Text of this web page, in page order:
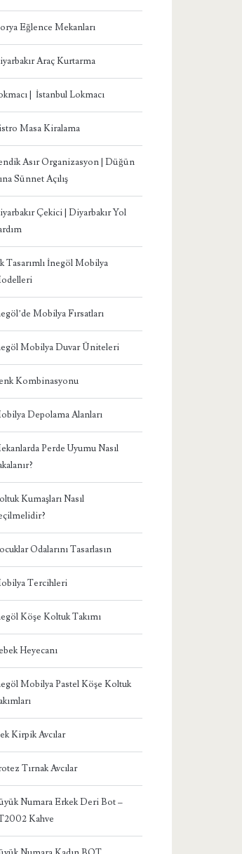
Eğlence Mekanları
Araç Kurtarma
| İstanbul Lokmacı
Masa Kiralama
Asır Organizasyon | Düğün
Sünnet Açılış
Çekici | Diyarbakır Yol
Tasarımlı İnegöl Mobilya
Mobilya Fırsatları
Mobilya Duvar Üniteleri
Kombinasyonu
Depolama Alanları
Perde Uyumu Nasıl
Kumaşları Nasıl
Odalarını Tasarlasın
Tercihleri
Köşe Koltuk Takımı
Heyecanı
Mobilya Pastel Köşe Koltuk
Kirpik Avcılar
Tırnak Avcılar
Numara Erkek Deri Bot –
Kahve